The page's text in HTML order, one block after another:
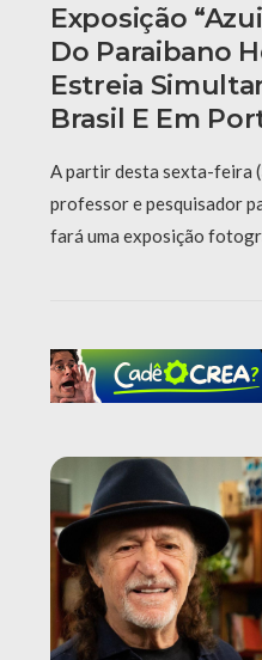
Exposição
Do Paraibano
Estreia
Brasil E Em
A partir desta sexta-feira
professor e pesquisador
fará uma exposição